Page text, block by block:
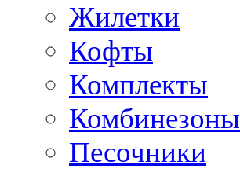
Жилетки
Кофты
Комплекты
Комбинезоны
Песочники